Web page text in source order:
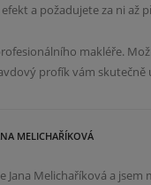
a požadujete za ni až
makléře.
profík vám
MELICHAŘÍKOVÁ
Jana Melichaříková a